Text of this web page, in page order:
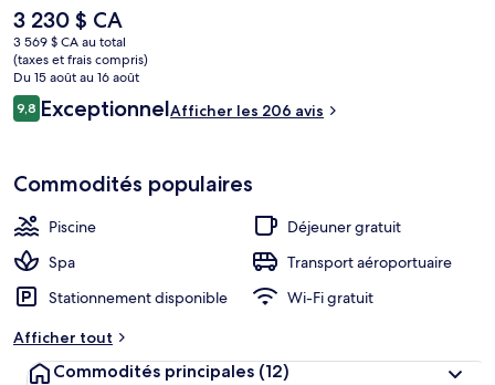
physique et un sauna.
Le
prix
actuel
est
de 3 230 $ CA
3 230 $ CA
3 569 $ CA au total
(taxes et frais compris)
Du 15 août au 16 août
Avis
9,89,8 sur 10 –
ExceptionnelAfficher les 206 avis
Commodités populaires
Piscine
Déjeuner gratuit
Spa
Transport aéroportuaire
Stationnement disponible
Wi-Fi gratuit
Afficher tout
Commodités principales (12)